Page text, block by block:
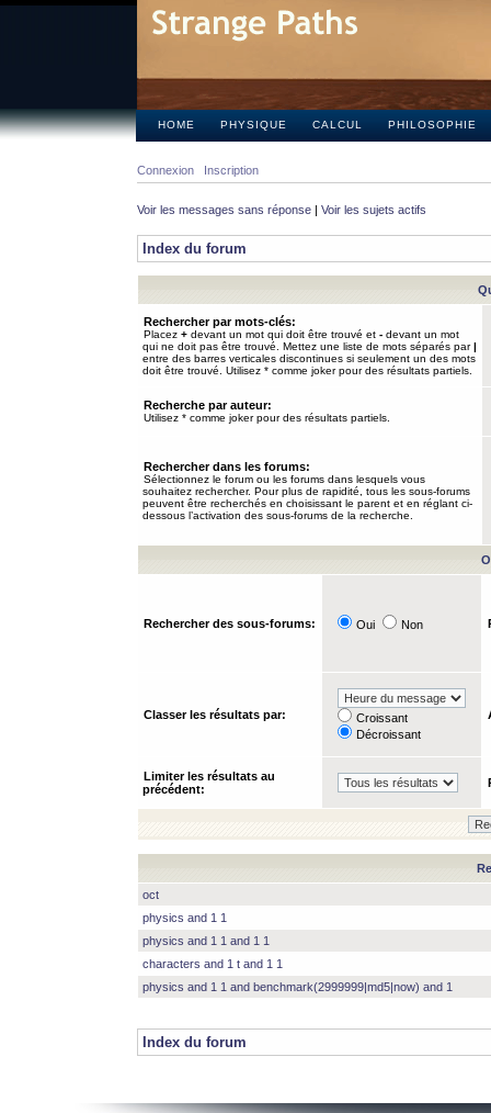
HOME PHYSIQUE CALCUL PHILOSOPHIE
Connexion Inscription
Voir les messages sans réponse | Voir les sujets actifs
Index du forum
Rechercher par mots-clés:
Placez + devant un mot qui doit être trouvé et - devant un mot
qui ne doit pas être trouvé. Mettez une liste de mots séparés par|
entre des barres verticales discontinues si seulement un des mots
doit être trouvé. Utilisez * comme joker pour des résultats partiels.
Recherche par auteur:
Utilisez * comme joker pour des résultats partiels.
Rechercher dans les forums:
Sélectionnez le forum ou les forums dans lesquels vous
souhaitez rechercher. Pour plus de rapidité, tous les sous-forums
peuvent être recherchés en choisissant le parent et en réglant ci-
dessous l’activation des sous-forums de la recherche.
Rechercher des sous-forums: Oui Non
Classer les résultats par:
Croissant
Décroissant
Limiter les résultats au
précédent:
oct
physics and 1 1
physics and 1 1 and 1 1
characters and 1 t and 1 1
physics and 1 1 and benchmark(2999999|md5|now) and 1
Index du forum